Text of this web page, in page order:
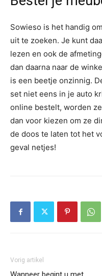
Sowieso is het handig
uit te zoeken. Je kunt
lezen en ook de
dan daarna naar de
is een beetje onzinnig.
set niet eens in je auto
online bestelt, worden
dan voor kiezen om ze
de doos te laten tot het
geval netjes!
Vorig artikel